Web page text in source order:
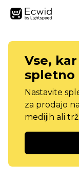
Vse,
spletno
Nastavite
za prodajo
medijih ali